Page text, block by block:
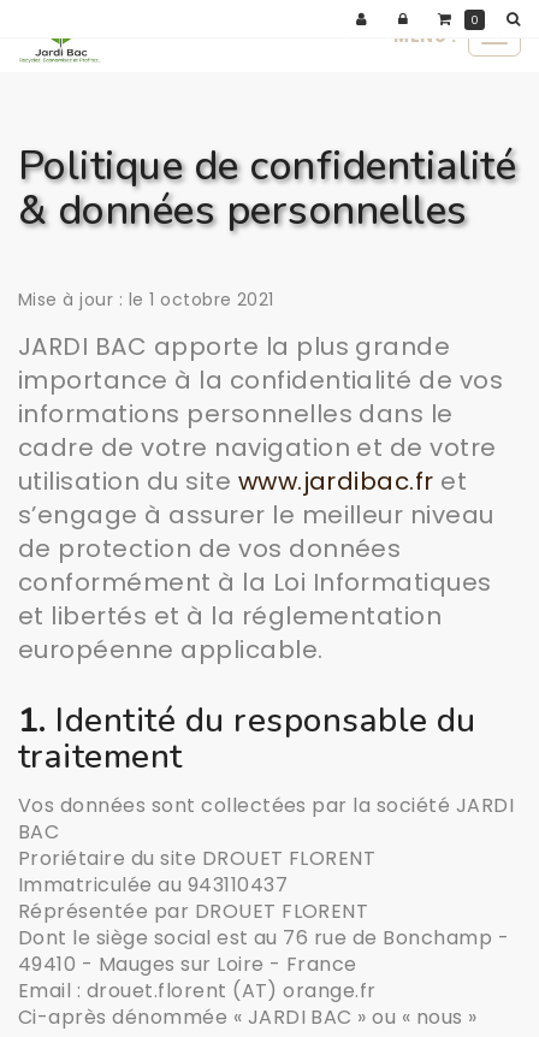
le
MENU :
Politique de confidentialité
& données personnelles
Mise à jour : le 1 octobre 2021
JARDI BAC apporte la plus grande
importance à la confidentialité de vos
informations personnelles dans le
cadre de votre navigation et de votre
utilisation du site www.jardibac.fr et
s’engage à assurer le meilleur niveau
de protection de vos données
conformément à la Loi Informatiques
et libertés et à la réglementation
européenne applicable.
1. Identité du responsable du
traitement
Vos données sont collectées par la société JARDI
BAC
Proriétaire du site DROUET FLORENT
Immatriculée au 943110437
Réprésentée par DROUET FLORENT
Dont le siège social est au 76 rue de Bonchamp -
49410 - Mauges sur Loire - France
Email : drouet.florent (AT) orange.fr
Ci-après dénommée « JARDI BAC » ou « nous »
0